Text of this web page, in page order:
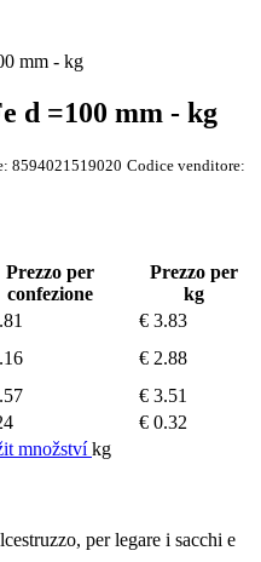
mm - kg
d =100 mm - kg
8594021519020 Codice venditore:
Prezzo per
confezione
Prezzo per
kg
€ 3.83
€ 2.88
€ 3.51
€ 0.32
množstvíkg
per legare i sacchi e